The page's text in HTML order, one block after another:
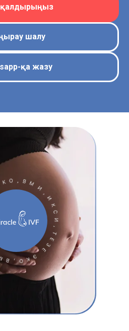
қалдырыңыз
шалу
қа жазу